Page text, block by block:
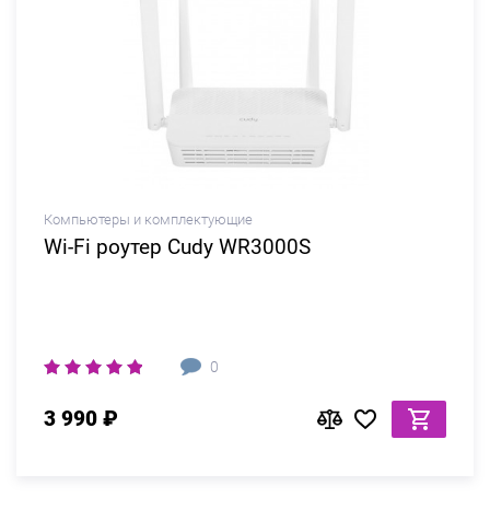
Компьютеры и комплектующие
Wi-Fi роутер Cudy WR3000S
0
3 990 ₽